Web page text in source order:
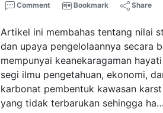
Comment Bookmark Share
Artikel ini membahas tentang nilai
dan upaya pengelolaannya secara
mempunyai keanekaragaman
segi ilmu pengetahuan, ekonomi,
karbonat pembentuk kawasan
yang tidak terbarukan sehingga ha…